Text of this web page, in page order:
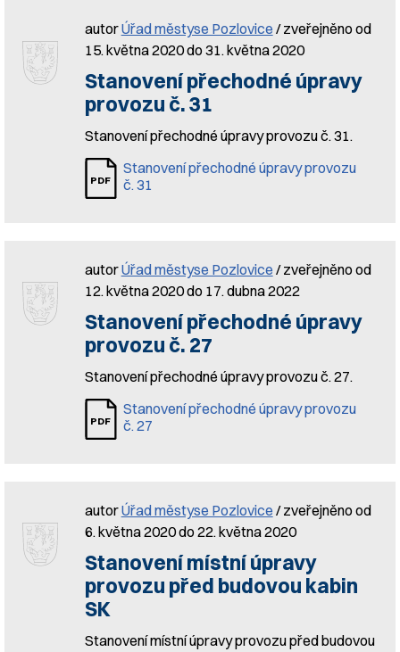
autorÚřad městyse Pozlovice / zveřejněno od
15. května 2020 do 31. května 2020
Stanovení přechodné úpravy
provozu č. 31
Stanovení přechodné úpravy provozu č. 31.
Stanovení přechodné úpravy provozu
č. 31
autorÚřad městyse Pozlovice / zveřejněno od
12. května 2020 do 17. dubna 2022
Stanovení přechodné úpravy
provozu č. 27
Stanovení přechodné úpravy provozu č. 27.
Stanovení přechodné úpravy provozu
č. 27
autorÚřad městyse Pozlovice / zveřejněno od
6. května 2020 do 22. května 2020
Stanovení místní úpravy
provozu před budovou kabin
SK
Stanovení místní úpravy provozu před budovou